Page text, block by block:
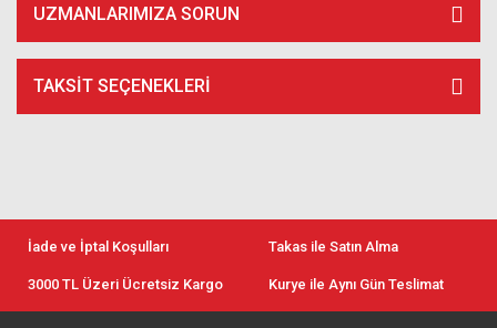
UZMANLARIMIZA SORUN
TAKSIT SEÇENEKLERI
İade ve İptal Koşulları Takas ile Satın Alma
3000 TL Üzeri Ücretsiz Kargo Kurye ile Aynı Gün Teslimat